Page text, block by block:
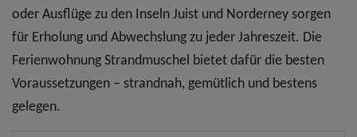
oder Ausflüge zu den Inseln Juist und Norderney sorgen
für Erholung und Abwechslung zu jeder Jahreszeit. Die
Ferienwohnung Strandmuschel bietet dafür die besten
Voraussetzungen – strandnah, gemütlich und bestens
gelegen.